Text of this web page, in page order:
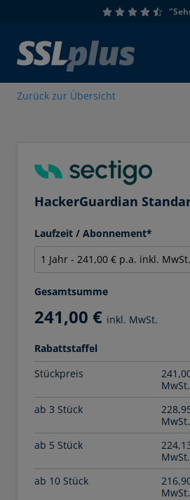
Zurück zur Übersicht
HackerGuardian
Laufzeit / Abonnement*
Gesamtsumme
241,00 € inkl. MwSt.
Rabattstaffel
Stückpreis
MwSt.
ab 3 Stück
MwSt.
ab 5 Stück
MwSt.
ab 10 Stück
MwSt.